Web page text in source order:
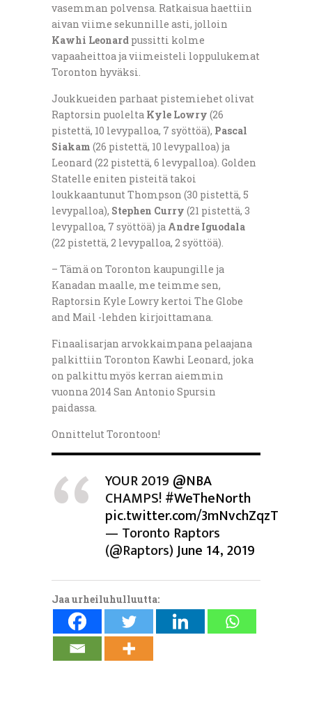
vasemman polvensa. Ratkaisua haettiin
aivan viime sekunnille asti, jolloin
Kawhi Leonard pussitti kolme
vapaaheittoa ja viimeisteli loppulukemat
Toronton hyväksi.
Joukkueiden parhaat pistemiehet olivat
Raptorsin puolelta Kyle Lowry (26
pistettä, 10 levypalloa, 7 syöttöä), Pascal
Siakam (26 pistettä, 10 levypalloa) ja
Leonard (22 pistettä, 6 levypalloa). Golden
Statelle eniten pisteitä takoi
loukkaantunut Thompson (30 pistettä, 5
levypalloa), Stephen Curry (21 pistettä, 3
levypalloa, 7 syöttöä) ja Andre Iguodala
(22 pistettä, 2 levypalloa, 2 syöttöä).
– Tämä on Toronton kaupungille ja
Kanadan maalle, me teimme sen,
Raptorsin Kyle Lowry kertoi The Globe
and Mail -lehden kirjoittamana.
Finaalisarjan arvokkaimpana pelaajana
palkittiin Toronton Kawhi Leonard, joka
on palkittu myös kerran aiemmin
vuonna 2014 San Antonio Spursin
paidassa.
Onnittelut Torontoon!
YOUR 2019 @NBA
CHAMPS!#WeTheNorth
pic.twitter.com/3mNvchZqzT
— Toronto Raptors
(@Raptors)June 14, 2019
Jaa urheiluhulluutta: